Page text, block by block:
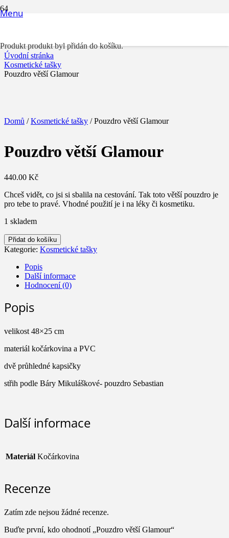
Menu
Produktprodukt byl přidán do košíku.
Úvodní stránka
Kosmetické tašky
Pouzdro větší Glamour
Domů /Kosmetické tašky / Pouzdro větší Glamour
Pouzdro větší Glamour
440.00 Kč
Chceš vidět, co jsi si sbalila na cestování. Tak toto větší pouzdro je
pro tebe to pravé. Vhodné použití je i na léky či kosmetiku.
1 skladem
Pouzdro
větší
Glamour
množství
Přidat do košíku
Kategorie: Kosmetické tašky
Popis
Další informace
Hodnocení (0)
Popis
velikost 48×25 cm
materiál kočárkovina a PVC
dvě průhledné kapsičky
střih podle Báry Mikuláškové- pouzdro Sebastian
Další informace
Materiál Kočárkovina
Recenze
Zatím zde nejsou žádné recenze.
Buďte první, kdo ohodnotí „Pouzdro větší Glamour“